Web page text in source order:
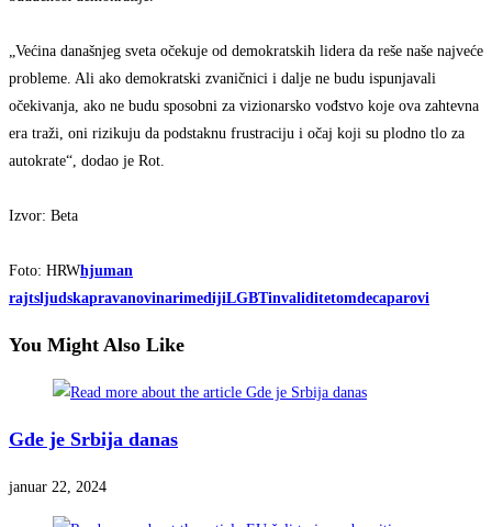
„Većina današnjeg sveta očekuje od demokratskih lidera da reše naše najveće
probleme. Ali ako demokratski zvaničnici i dalje ne budu ispunjavali
očekivanja, ako ne budu sposobni za vizionarsko vođstvo koje ova zahtevna
era traži, oni rizikuju da podstaknu frustraciju i očaj koji su plodno tlo za
autokrate“, dodao je Rot.
Izvor: Beta
Foto: HRWhjuman
rajtsljudskapravanovinarimedijiLGBTinvaliditetomdecaparovi
You Might Also Like
Gde je Srbija danas
januar 22, 2024